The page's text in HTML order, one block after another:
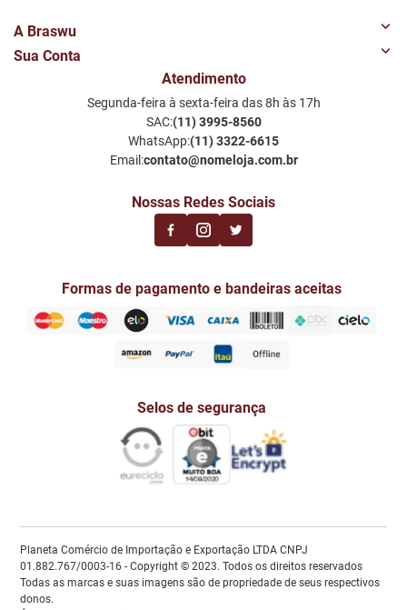
A Braswu
Quem Somos
Perguntas Frequentes
Política de Privacidade LGPD
Sua Conta
Meus Favoritos
Notificações por email
Atendimento
Segunda-feira à sexta-feira das 8h às 17h
SAC:(11) 3995-8560
WhatsApp:(11) 3322-6615
Email:contato@nomeloja.com.br
Nossas Redes Sociais
Formas de pagamento e bandeiras aceitas
Selos de segurança
Planeta Comércio de Importação e Exportação LTDA CNPJ
01.882.767/0003-16 - Copyright © 2023. Todos os direitos reservados
Todas as marcas e suas imagens são de propriedade de seus respectivos
donos.